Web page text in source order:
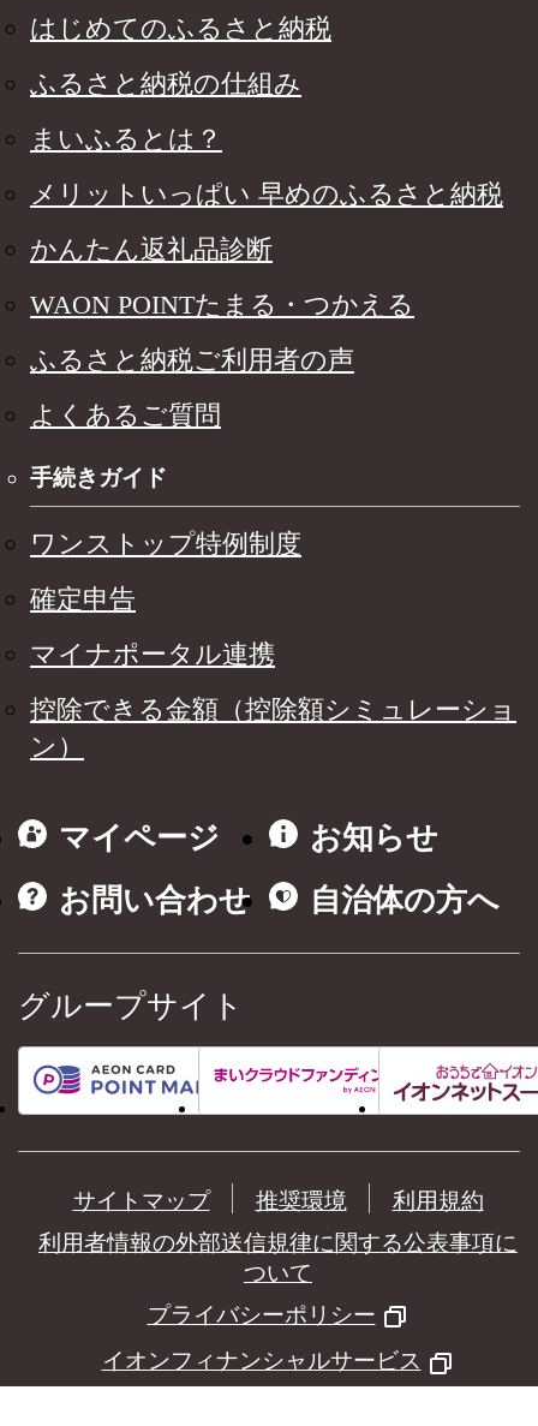
はじめてのふるさと納税
ふるさと納税の仕組み
まいふるとは？
メリットいっぱい 早めのふるさと納税
かんたん返礼品診断
WAON POINTたまる・つかえる
ふるさと納税ご利用者の声
よくあるご質問
手続きガイド
ワンストップ特例制度
確定申告
マイナポータル連携
控除できる金額（控除額シミュレーショ
ン）
マイページ
お知らせ
お問い合わせ
自治体の方へ
グループサイト
サイトマップ 推奨環境
利用規約
利用者情報の外部送信規律に関する公表事項に
ついて
プライバシーポリシー
イオンフィナンシャルサービス